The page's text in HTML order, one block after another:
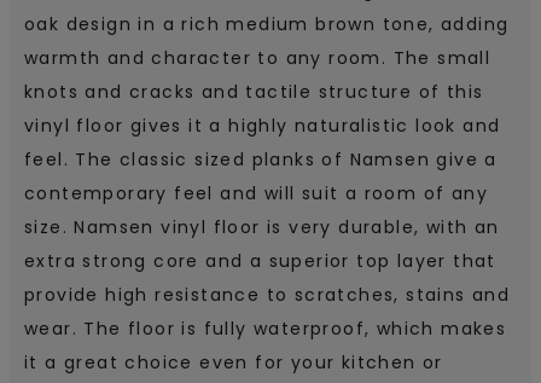
oak design in a rich medium brown tone, adding
warmth and character to any room. The small
knots and cracks and tactile structure of this
vinyl floor gives it a highly naturalistic look and
feel. The classic sized planks of Namsen give a
contemporary feel and will suit a room of any
size. Namsen vinyl floor is very durable, with an
extra strong core and a superior top layer that
provide high resistance to scratches, stains and
wear. The floor is fully waterproof, which makes
it a great choice even for your kitchen or